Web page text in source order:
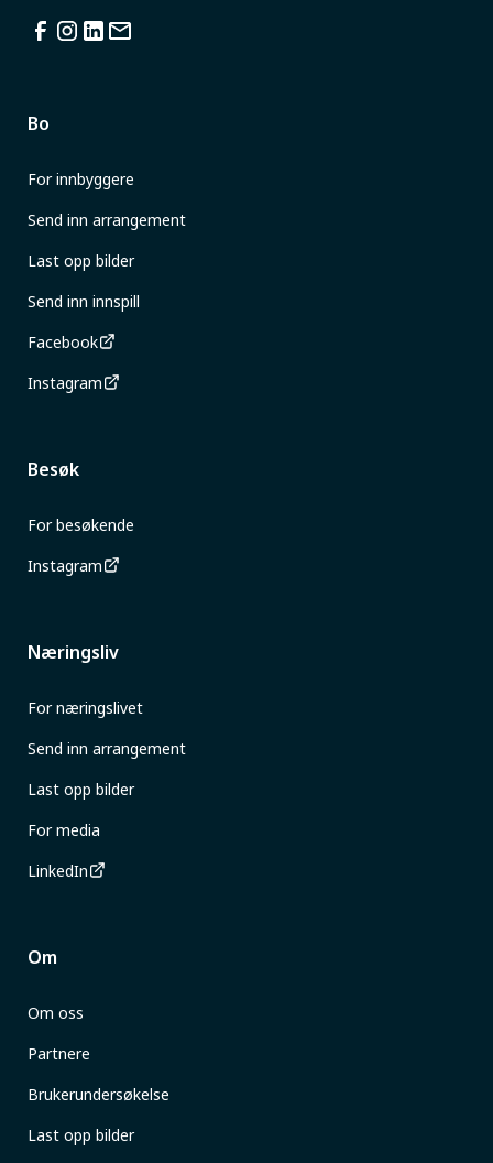
Bo
For innbyggere
Send inn arrangement
Last opp bilder
Send inn innspill
Facebook
Instagram
Besøk
For besøkende
Instagram
Næringsliv
For næringslivet
Send inn arrangement
Last opp bilder
For media
LinkedIn
Om
Om oss
Partnere
Brukerundersøkelse
Last opp bilder